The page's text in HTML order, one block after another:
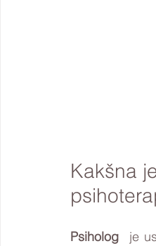
Kakšna
Psiholog
je